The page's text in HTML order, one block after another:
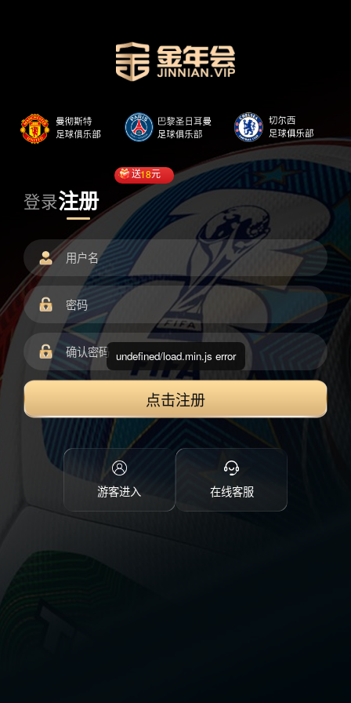
登录注册
送18元
点击注册
游客进入 在线客服
undefined/load.min.js error